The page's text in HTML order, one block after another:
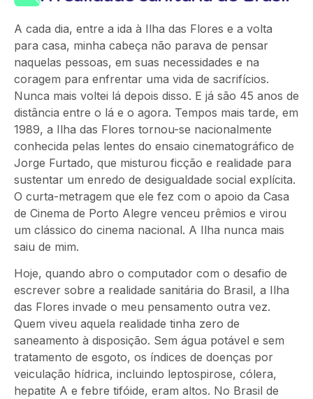
A cada dia, entre a ida à Ilha das Flores e a volta
para casa, minha cabeça não parava de pensar
naquelas pessoas, em suas necessidades e na
coragem para enfrentar uma vida de sacrifícios.
Nunca mais voltei lá depois disso. E já são 45 anos de
distância entre o lá e o agora. Tempos mais tarde, em
1989, a Ilha das Flores tornou-se nacionalmente
conhecida pelas lentes do ensaio cinematográfico de
Jorge Furtado, que misturou ficção e realidade para
sustentar um enredo de desigualdade social explícita.
O curta-metragem que ele fez com o apoio da Casa
de Cinema de Porto Alegre venceu prêmios e virou
um clássico do cinema nacional. A Ilha nunca mais
saiu de mim.
Hoje, quando abro o computador com o desafio de
escrever sobre a realidade sanitária do Brasil, a Ilha
das Flores invade o meu pensamento outra vez.
Quem viveu aquela realidade tinha zero de
saneamento à disposição. Sem água potável e sem
tratamento de esgoto, os índices de doenças por
veiculação hídrica, incluindo leptospirose, cólera,
hepatite A e febre tifóide, eram altos. No Brasil de